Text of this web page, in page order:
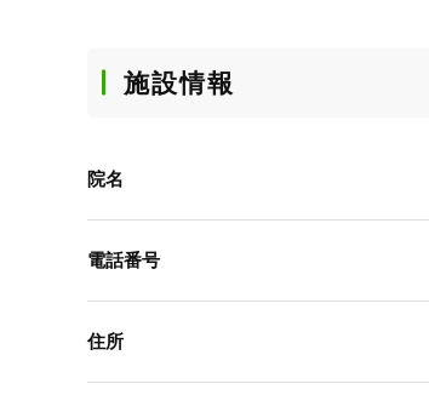
施設情報
院名
電話番号
住所